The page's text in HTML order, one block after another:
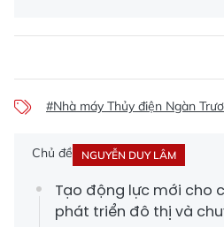
#Nhà máy Thủy điện Ngàn
Chủ đề NGUYỄN DUY LÂM
Tạo động lực mới cho
phát triển đô thị và